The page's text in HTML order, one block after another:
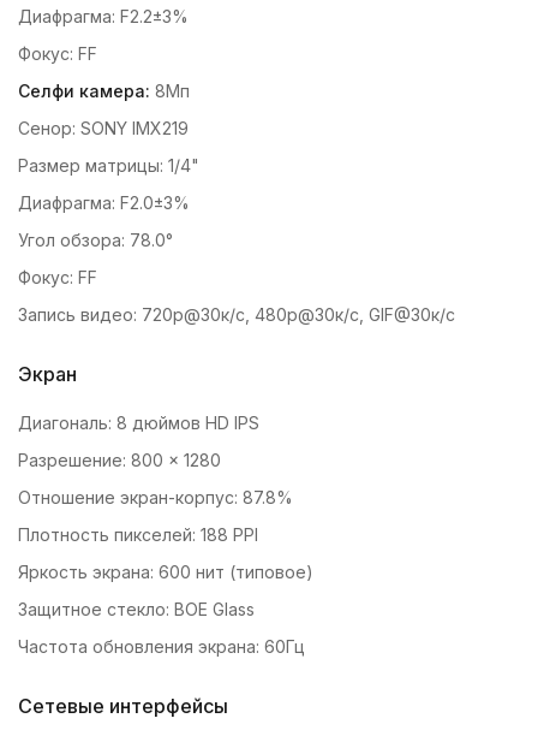
Диафрагма: F2.2±3%
Фокус: FF
Селфи камера: 8Мп
Сенор: SONY IMX219
Размер матрицы: 1/4"
Диафрагма: F2.0±3%
Угол обзора: 78.0°
Фокус: FF
Запись видео: 720p@30к/с, 480p@30к/с, GIF@30к/с
Экран
Диагональ: 8 дюймов HD IPS
Разрешение: 800 × 1280
Отношение экран-корпус: 87.8%
Плотность пикселей: 188 PPI
Яркость экрана: 600 нит (типовое)
Защитное стекло: BOE Glass
Частота обновления экрана: 60Гц
Сетевые интерфейсы